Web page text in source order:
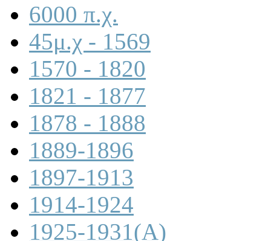
6000 π.χ.
45μ.χ - 1569
1570 - 1820
1821 - 1877
1878 - 1888
1889-1896
1897-1913
1914-1924
1925-1931(A)